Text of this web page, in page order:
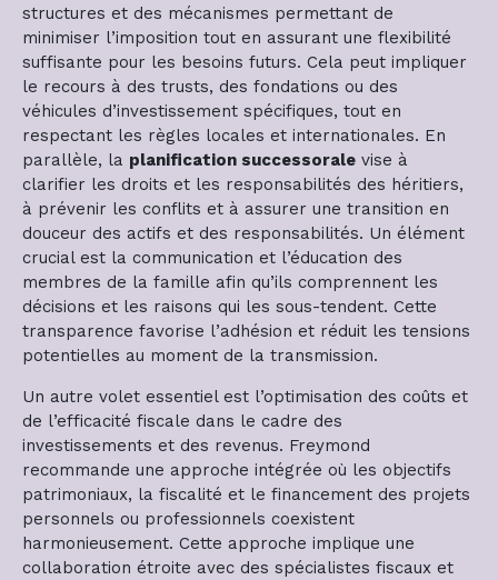
structures et des mécanismes permettant de
minimiser l’imposition tout en assurant une flexibilité
suffisante pour les besoins futurs. Cela peut impliquer
le recours à des trusts, des fondations ou des
véhicules d’investissement spécifiques, tout en
respectant les règles locales et internationales. En
parallèle, la planification successorale vise à
clarifier les droits et les responsabilités des héritiers,
à prévenir les conflits et à assurer une transition en
douceur des actifs et des responsabilités. Un élément
crucial est la communication et l’éducation des
membres de la famille afin qu’ils comprennent les
décisions et les raisons qui les sous-tendent. Cette
transparence favorise l’adhésion et réduit les tensions
potentielles au moment de la transmission.
Un autre volet essentiel est l’optimisation des coûts et
de l’efficacité fiscale dans le cadre des
investissements et des revenus. Freymond
recommande une approche intégrée où les objectifs
patrimoniaux, la fiscalité et le financement des projets
personnels ou professionnels coexistent
harmonieusement. Cette approche implique une
collaboration étroite avec des spécialistes fiscaux et